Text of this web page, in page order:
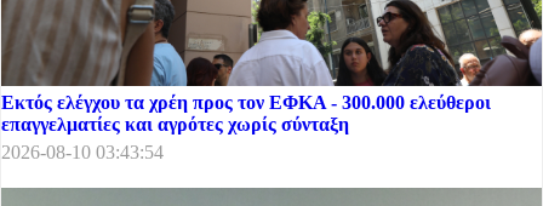
Εκτός ελέγχου τα χρέη προς τον ΕΦΚΑ - 300.000 ελεύθεροι
επαγγελματίες και αγρότες χωρίς σύνταξη
2026-08-10 03:43:54